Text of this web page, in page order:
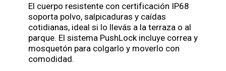
El cuerpo resistente con certificación IP68
soporta polvo, salpicaduras y caídas
cotidianas, ideal si lo llevás a la terraza o al
parque. El sistema PushLock incluye correa y
mosquetón para colgarlo y moverlo con
comodidad.